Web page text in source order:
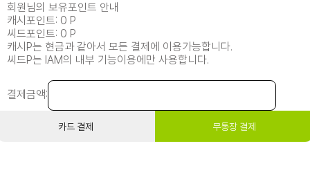
회원님의 보유포인트 안내
캐시포인트: 0 P
씨드포인트: 0 P
캐시P는 현금과 같아서 모든 결제에 이용가능합니다.
씨드P는 IAM의 내부 기능이용에만 사용합니다.
결제금액:
카드 결제 무통장 결제